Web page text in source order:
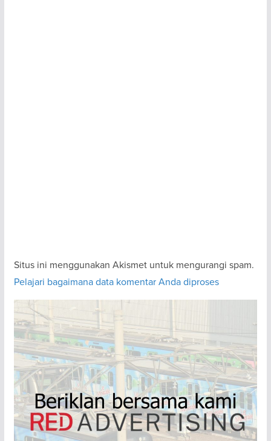
Situs ini menggunakan Akismet untuk mengurangi spam.
Pelajari bagaimana data komentar Anda diproses